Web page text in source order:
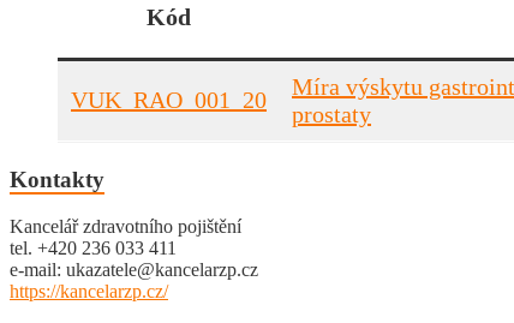
Kód
VUK_RAO_001_20
Míra výskytu
prostaty
Kontakty
Kancelář zdravotního pojištění
tel. +420 236 033 411
e-mail: ukazatele@kancelarzp.cz
https://kancelarzp.cz/